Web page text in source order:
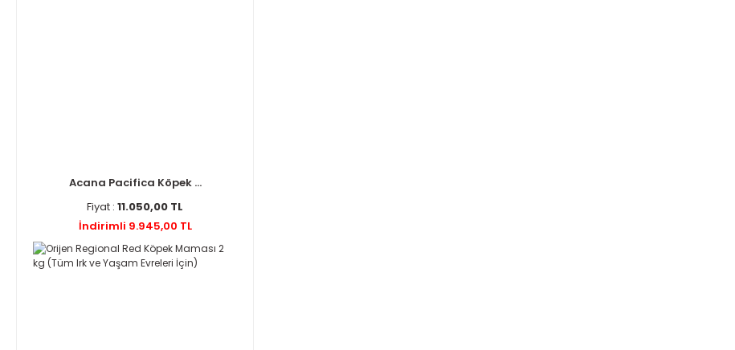
Acana Pacifica Köpek ...
Fiyat : 11.050,00 TL
İndirimli 9.945,00 TL